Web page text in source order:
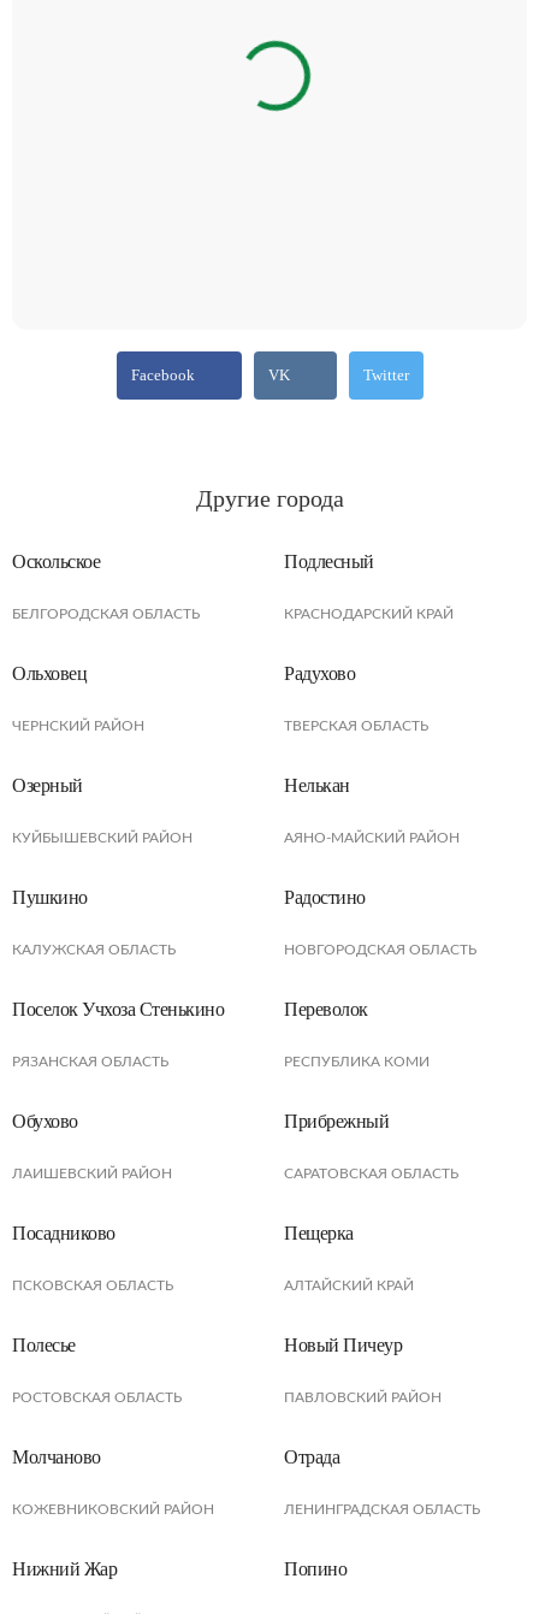
Facebook VK Twitter
Другие города
Оскольское
БЕЛГОРОДСКАЯ ОБЛАСТЬ
Подлесный
КРАСНОДАРСКИЙ КРАЙ
Ольховец
ЧЕРНСКИЙ РАЙОН
Радухово
ТВЕРСКАЯ ОБЛАСТЬ
Озерный
КУЙБЫШЕВСКИЙ РАЙОН
Нелькан
АЯНО-МАЙСКИЙ РАЙОН
Пушкино
КАЛУЖСКАЯ ОБЛАСТЬ
Радостино
НОВГОРОДСКАЯ ОБЛАСТЬ
Поселок Учхоза Стенькино
РЯЗАНСКАЯ ОБЛАСТЬ
Переволок
РЕСПУБЛИКА КОМИ
Обухово
ЛАИШЕВСКИЙ РАЙОН
Прибрежный
САРАТОВСКАЯ ОБЛАСТЬ
Посадниково
ПСКОВСКАЯ ОБЛАСТЬ
Пещерка
АЛТАЙСКИЙ КРАЙ
Полесье
РОСТОВСКАЯ ОБЛАСТЬ
Новый Пичеур
ПАВЛОВСКИЙ РАЙОН
Молчаново
КОЖЕВНИКОВСКИЙ РАЙОН
Отрада
ЛЕНИНГРАДСКАЯ ОБЛАСТЬ
Нижний Жар Попино